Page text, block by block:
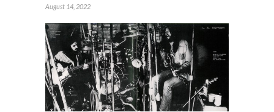
August 14, 2022